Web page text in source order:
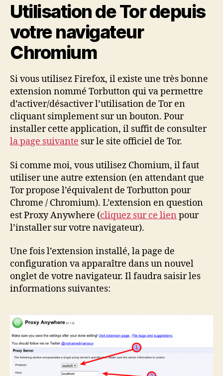
Utilisation de Tor depuis
votre navigateur
Chromium
Si vous utilisez Firefox, il existe une très bonne
extension nommé Torbutton qui va permettre
d’activer/désactiver l’utilisation de Tor en
cliquant simplement sur un bouton. Pour
installer cette application, il suffit de consulter
la page suivante sur le site officiel de Tor.
Si comme moi, vous utilisez Chomium, il faut
utiliser une autre extension (en attendant que
Tor propose l’équivalent de Torbutton pour
Chrome / Chromium). L’extension en question
est Proxy Anywhere (cliquez sur ce lien pour
l’installer sur votre navigateur).
Une fois l’extension installé, la page de
configuration va apparaître dans un nouvel
onglet de votre navigateur. Il faudra saisir les
informations suivantes: